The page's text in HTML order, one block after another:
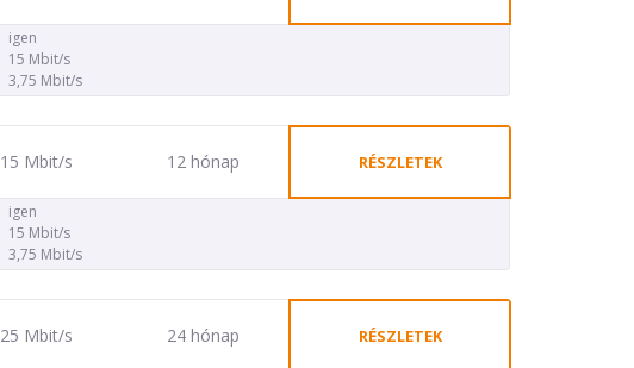
igen
15 Mbit/s
3,75 Mbit/s
15 Mbit/s 12 hónap RÉSZLETEK
igen
15 Mbit/s
3,75 Mbit/s
25 Mbit/s 24 hónap RÉSZLETEK